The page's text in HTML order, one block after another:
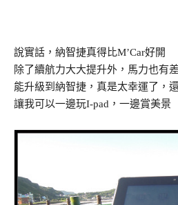
說實話，納智捷真得比M’Car好開
除了續航力大大提升外，馬力也有
能升級到納智捷，真是太幸運了，
讓我可以一邊玩I-pad ，一邊賞美景